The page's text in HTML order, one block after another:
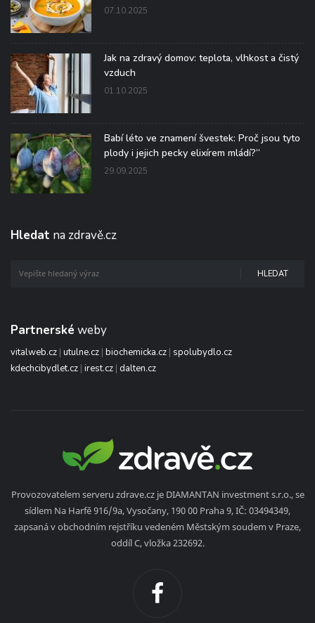
07.10.2025
Jak na zdravý domov: teplota, vlhkost a čistý
vzduch
01.10.2025
Babí léto ve znamení švestek: Proč jsou tyto
plody i jejich pecky elixírem mládí?“
29.09.2025
Hledat na zdravě.cz
HLEDAT
Partnerské weby
vitalweb.cz | utulne.cz | biochemicka.cz | spolubydlo.cz
kdechcibydlet.cz | irest.cz | dalten.cz
Provozovatelem serveru zdrave.cz je DIAMANTAN investment s.r.o., se
sídlem Na Harfě 916/9a, Vysočany, 190 00 Praha 9, IČ: 03494349,
zapsaná v obchodním rejstříku vedeném Městským soudem v Praze,
oddíl C, vložka 232692.